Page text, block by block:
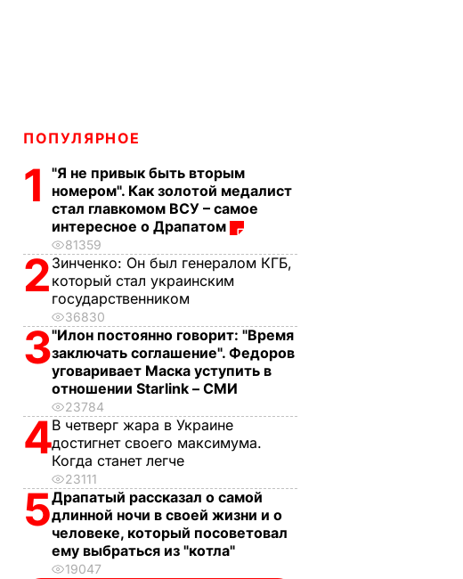
ПОПУЛЯРНОЕ
1
"Я не привык быть вторым
номером". Как золотой медалист
стал главкомом ВСУ – самое
интересное о Драпатом
81359
2 Зинченко: Он был генералом КГБ,
который стал украинским
государственником
36830
3"Илон постоянно говорит: "Время
заключать соглашение". Федоров
уговаривает Маска уступить в
отношении Starlink – СМИ
23784
4В четверг жара в Украине
достигнет своего максимума.
Когда станет легче
23111
5Драпатый рассказал о самой
длинной ночи в своей жизни и о
человеке, который посоветовал
ему выбраться из "котла"
19047